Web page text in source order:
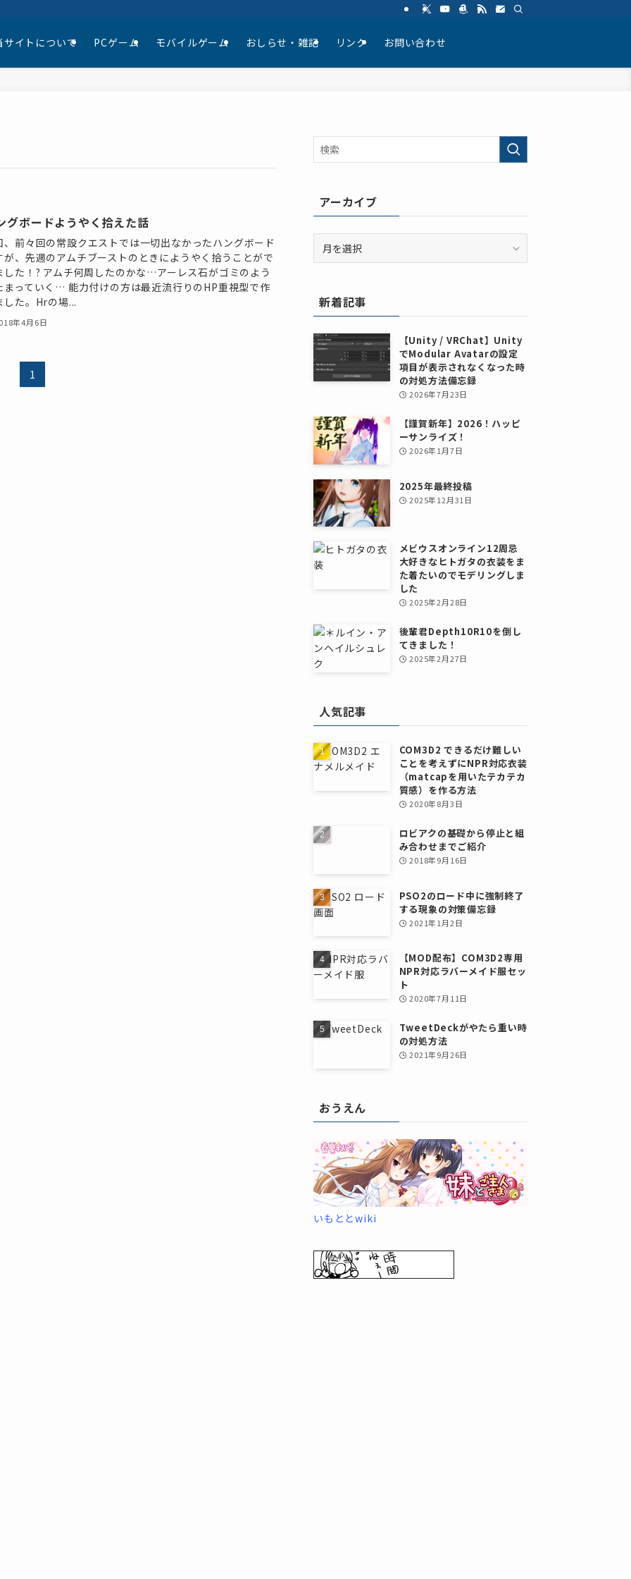
サイトについて PCゲーム モバイルゲーム おしらせ・雑記 リンク お問い合わせ
グボードようやく拾えた話
、前々回の常設クエストでは一切出なかったハングボード
が、先週のアムチブーストのときにようやく拾うことがで
した！? アムチ何周したのかな…アーレス石がゴミのよう
まっていく… 能力付けの方は最近流行りのHP重視型で作
した。Hrの場...
年4月6日
1
アーカイブ
ー
ブ
新着記事
【Unity / VRChat】Unity
でModular Avatarの設定
項目が表示されなくなった時
の対処方法備忘録
2026年7月23日
【謹賀新年】2026！ハッピ
ーサンライズ！
2026年1月7日
2025年最終投稿
2025年12月31日
メビウスオンライン12周忌
大好きなヒトガタの衣装をま
た着たいのでモデリングしま
した
2025年2月28日
後輩君Depth10R10を倒し
てきました！
2025年2月27日
人気記事
COM3D2 できるだけ難しい
ことを考えずにNPR対応衣装
（matcapを用いたテカテカ
質感）を作る方法
2020年8月3日
ロビアクの基礎から停止と組
み合わせまでご紹介
2018年9月16日
PSO2のロード中に強制終了
する現象の対策備忘録
2021年1月2日
【MOD配布】COM3D2専用
NPR対応ラバーメイド服セッ
ト
2020年7月11日
TweetDeckがやたら重い時
の対処方法
2021年9月26日
おうえん
いもととwiki